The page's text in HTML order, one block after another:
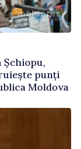
punți
Moldova